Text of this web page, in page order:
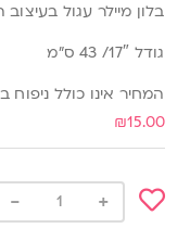
בלון מיילר עגול בעיצוב
גודל 17″/ 43 ס”מ
המחיר אינו כולל ניפוח
₪15.00
+
-